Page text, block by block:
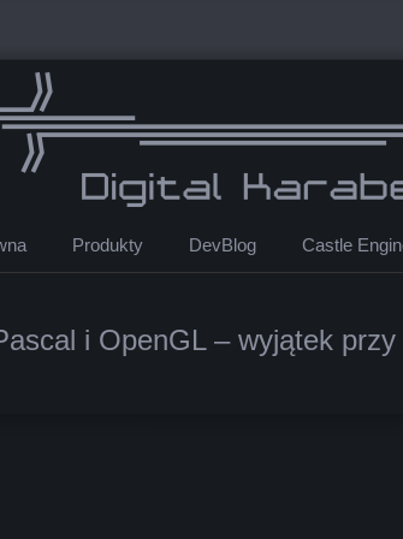
Produkty DevBlog Castle
i OpenGL – wyjątek